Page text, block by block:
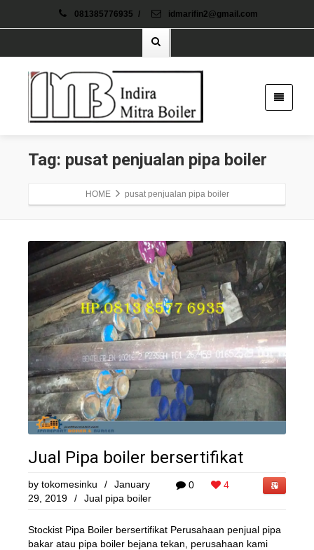
081385776935 / idmarifin2@gmail.com
Tag: pusat penjualan pipa boiler
HOME pusat penjualan pipa boiler
Jual Pipa boiler bersertifikat
0 4
by tokomesinku /
January
29, 2019
/ Jual pipa boiler
Stockist Pipa Boiler bersertifikat Perusahaan penjual pipa
bakar atau pipa boiler bejana tekan, perusahaan kami